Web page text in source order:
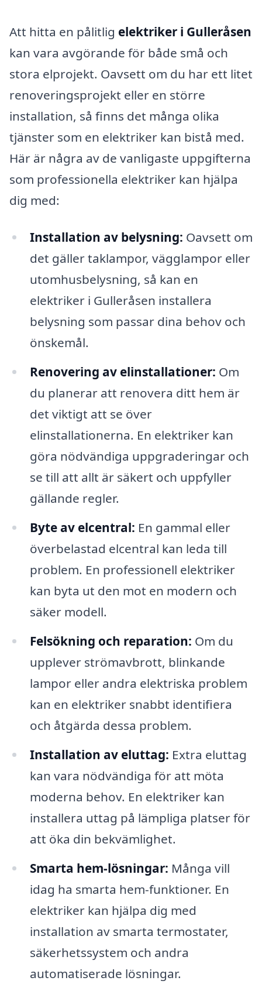
Att hitta en pålitlig elektriker i Gulleråsen
kan vara avgörande för både små och
stora elprojekt. Oavsett om du har ett litet
renoveringsprojekt eller en större
installation, så finns det många olika
tjänster som en elektriker kan bistå med.
Här är några av de vanligaste uppgifterna
som professionella elektriker kan hjälpa
dig med:
Installation av belysning: Oavsett om
det gäller taklampor, vägglampor eller
utomhusbelysning, så kan en
elektriker i Gulleråsen installera
belysning som passar dina behov och
önskemål.
Renovering av elinstallationer: Om
du planerar att renovera ditt hem är
det viktigt att se över
elinstallationerna. En elektriker kan
göra nödvändiga uppgraderingar och
se till att allt är säkert och uppfyller
gällande regler.
Byte av elcentral: En gammal eller
överbelastad elcentral kan leda till
problem. En professionell elektriker
kan byta ut den mot en modern och
säker modell.
Felsökning och reparation: Om du
upplever strömavbrott, blinkande
lampor eller andra elektriska problem
kan en elektriker snabbt identifiera
och åtgärda dessa problem.
Installation av eluttag: Extra eluttag
kan vara nödvändiga för att möta
moderna behov. En elektriker kan
installera uttag på lämpliga platser för
att öka din bekvämlighet.
Smarta hem-lösningar: Många vill
idag ha smarta hem-funktioner. En
elektriker kan hjälpa dig med
installation av smarta termostater,
säkerhetssystem och andra
automatiserade lösningar.